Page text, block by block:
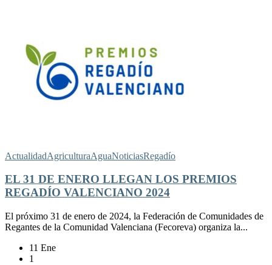
ActualidadAgriculturaAguaNoticiasRegadío
EL 31 DE ENERO LLEGAN LOS PREMIOS
REGADÍO VALENCIANO 2024
El próximo 31 de enero de 2024, la Federación de Comunidades de
Regantes de la Comunidad Valenciana (Fecoreva) organiza la...
11 Ene
1